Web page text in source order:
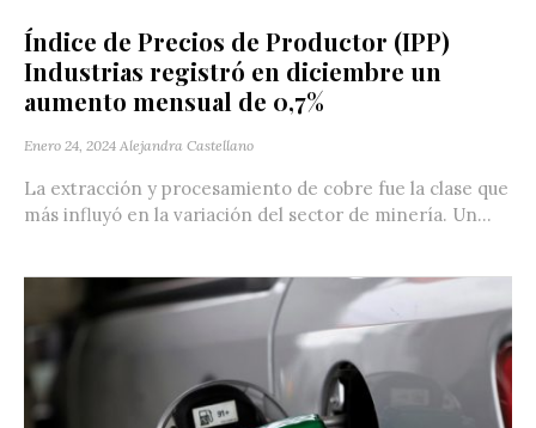
Índice de Precios de Productor (IPP)
Industrias registró en diciembre un
aumento mensual de 0,7%
Enero 24, 2024 Alejandra Castellano
La extracción y procesamiento de cobre fue la clase que
más influyó en la variación del sector de minería. Un...